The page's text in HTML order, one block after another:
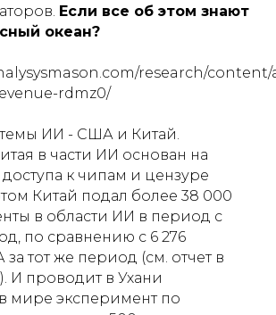
Если все об этом знают
океан?
research/
rdmz0/
ИИ - США и Китай.
в части ИИ основан на
к чипам и цензуре
Китай подал более 38 000
в области ИИ в период с
по сравнению с 6 276
тот же период (см. отчет в
И проводит в Ухани
мире эксперимент по